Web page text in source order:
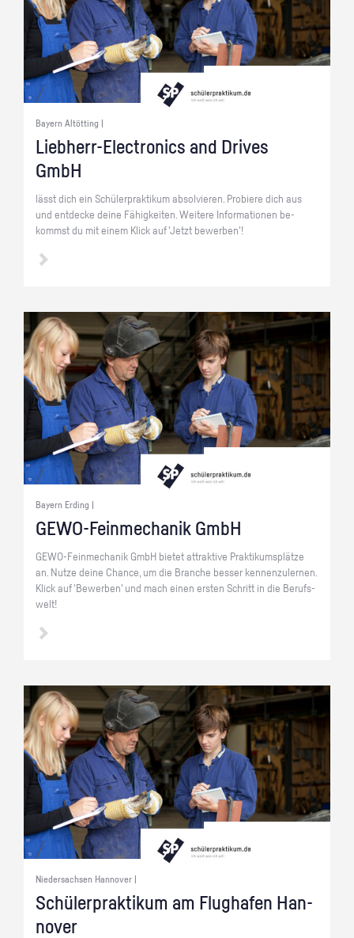
Bayern Altötting |
Lieb­herr-Elec­tro­nics and Dri­ves
GmbH
lässt dich ein Schü­ler­prak­ti­kum ab­sol­vie­ren. Pro­bie­re dich aus
und ent­de­cke deine Fä­hig­kei­ten. Wei­te­re In­for­ma­tio­nen be­
kommst du mit einem Klick auf 'Jetzt be­wer­ben'!
Bayern Erding |
GE­WO-Fein­me­cha­nik GmbH
GE­WO-Fein­me­cha­nik GmbH bie­tet at­trak­ti­ve Prak­ti­kums­plät­ze
an. Nutze deine Chan­ce, um die Bran­che bes­ser ken­nen­zu­ler­nen.
Klick auf 'Be­wer­ben' und mach einen ers­ten Schritt in die Be­rufs­
welt!
Niedersachsen Hannover |
Schü­ler­prak­ti­kum am Flug­ha­fen Han­
no­ver